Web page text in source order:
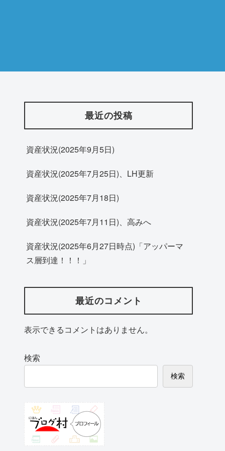
最近の投稿
資産状況(2025年9月5日)
資産状況(2025年7月25日)、LH更新
資産状況(2025年7月18日)
資産状況(2025年7月11日)、高みへ
資産状況(2025年6月27日時点)「アッパーマ
ス層到達！！！」
最近のコメント
表示できるコメントはありません。
検索
検索